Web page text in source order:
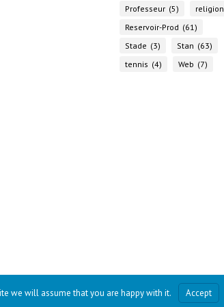
Professeur (5) religion
Reservoir-Prod (61)
Stade (3) Stan (63)
tennis (4) Web (7)
we will assume that you are happy with it. Accept